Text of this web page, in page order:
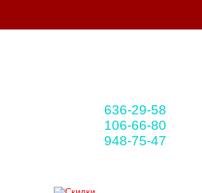
636-29-58
106-66-80
948-75-47